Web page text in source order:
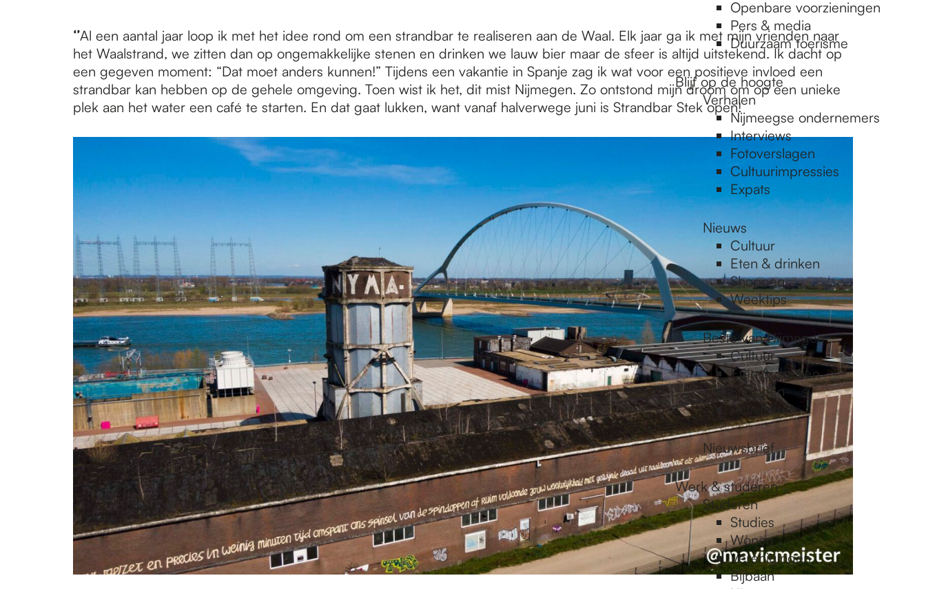
Openbare voorzieningen
Pers & media
Duurzaam toerisme
Blijf op de hoogte
Verhalen
Nijmeegse ondernemers
Interviews
Fotoverslagen
Cultuurimpressies
Expats
Nieuws
Cultuur
Eten & drinken
Shoppen
Weektips
Beste van Nijmegen
Cultuur
Eten & drinken
Shoppen
Activiteiten
Nieuwsbrief
Werk & studeren
Studeren
Studies
Wonen
Verenigingen
Bijbaan
‘’Al een aantal jaar loop ik met het idee rond om een strandbar te realiseren aan de Waal. Elk jaar ga ik met mijn vrienden naar
het Waalstrand, we zitten dan op ongemakkelijke stenen en drinken we lauw bier maar de sfeer is altijd uitstekend. Ik dacht op
een gegeven moment: “Dat moet anders kunnen!” Tijdens een vakantie in Spanje zag ik wat voor een positieve invloed een
strandbar kan hebben op de gehele omgeving. Toen wist ik het, dit mist Nijmegen. Zo ontstond mijn droom om op een unieke
plek aan het water een café te starten. En dat gaat lukken, want vanaf halverwege juni is Strandbar Stek open!